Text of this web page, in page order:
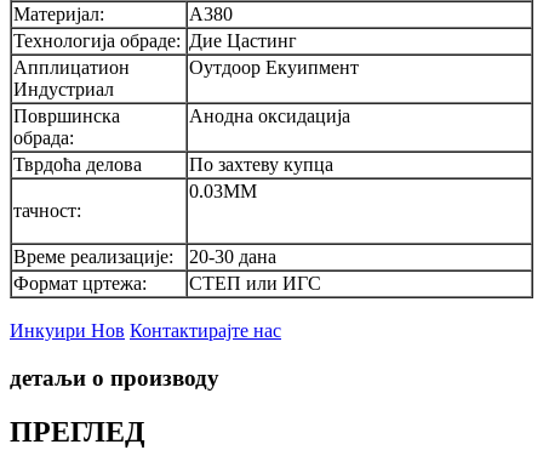
Материјал:
А380
Технологија обраде: Дие Цастинг
Апплицатион
Индустриал
Оутдоор Екуипмент
Површинска
обрада:
Анодна оксидација
Тврдоћа делова По захтеву купца
тачност:
0.03ММ
Време реализације:
20-30 дана
Формат цртежа:
СТЕП или ИГС
Инкуири Нов Контактирајте нас
детаљи о производу
ПРЕГЛЕД